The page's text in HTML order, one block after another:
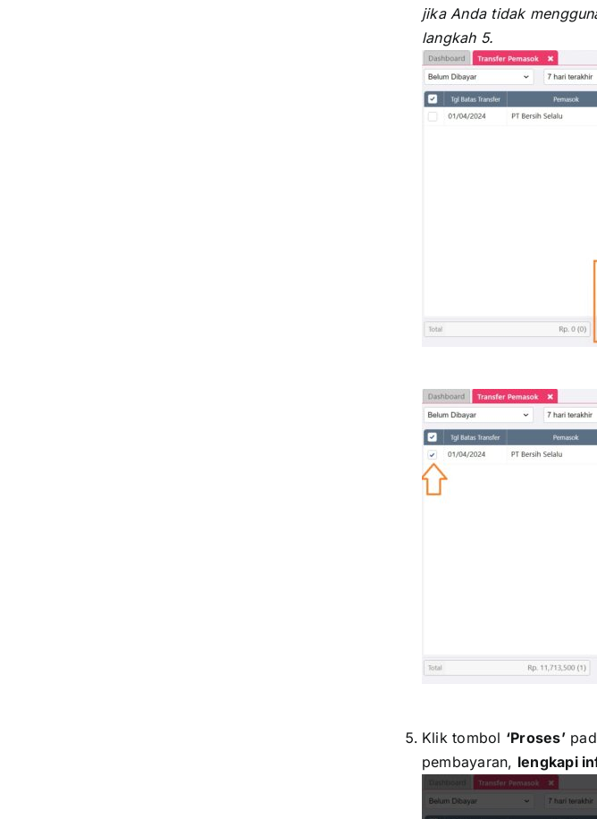
jika Anda tidak
langkah 5.
Klik tombol ‘Proses’
pembayaran, lengkapi